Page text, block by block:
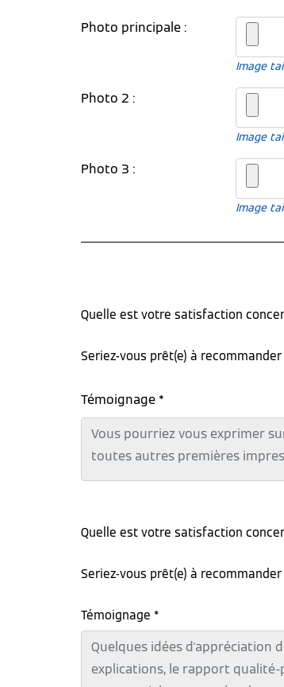
Photo principale :
Image
Photo 2 :
Image
Photo 3 :
Image
Quelle est votre satisfaction
Seriez-vous prêt(e) à
Témoignage *
Quelle est votre satisfaction
Seriez-vous prêt(e) à
Témoignage *